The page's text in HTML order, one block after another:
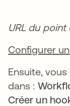
URL du point
Configurer
Ensuite,
dans :
Créer un